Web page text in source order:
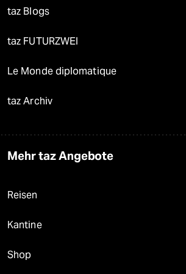
taz Blogs
taz FUTURZWEI
Le Monde diplomatique
taz Archiv
Mehr taz Angebote
Reisen
Kantine
Shop